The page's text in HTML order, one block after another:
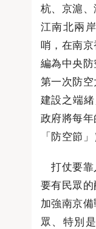
杭、京滬
江南北兩
哨，在南
編為中央
第一次防
建設之端
政府將每
「防空節」
打仗要靠
要有民眾
加強南京
眾、特別